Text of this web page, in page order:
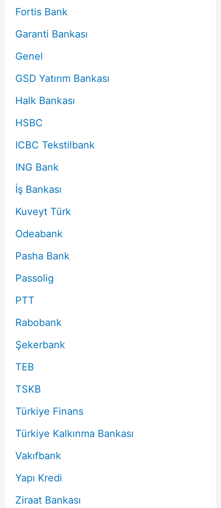
Fortis Bank
Garanti Bankası
Genel
GSD Yatırım Bankası
Halk Bankası
HSBC
ICBC Tekstilbank
ING Bank
İş Bankası
Kuveyt Türk
Odeabank
Pasha Bank
Passolig
PTT
Rabobank
Şekerbank
TEB
TSKB
Türkiye Finans
Türkiye Kalkınma Bankası
Vakıfbank
Yapı Kredi
Ziraat Bankası